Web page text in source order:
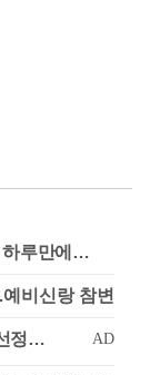
하루만에…
비신랑 참변